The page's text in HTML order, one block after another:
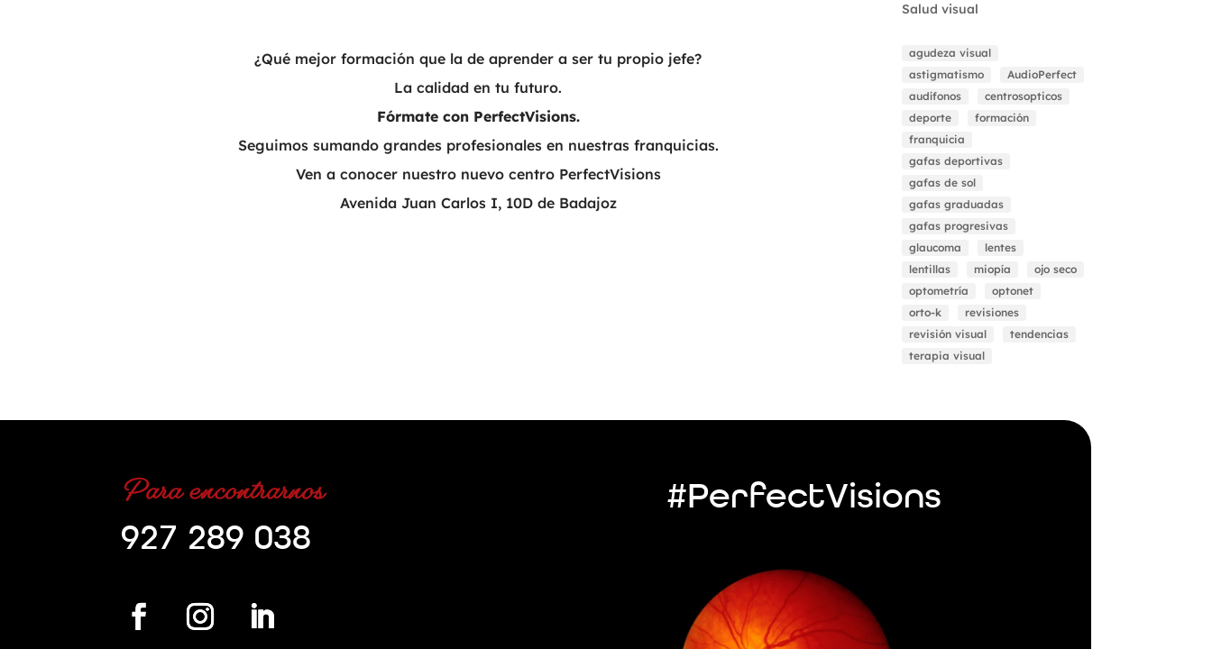
¿Qué mejor formación que la de aprender a ser tu propio jefe?
La calidad en tu futuro.
Fórmate con PerfectVisions.
Seguimos sumando grandes profesionales en nuestras franquicias.
Ven a conocer nuestro nuevo centro PerfectVisions
Avenida Juan Carlos I, 10D de Badajoz
Salud visual
agudeza visual
astigmatismo
AudioPerfect
audífonos
centrosopticos
deporte
formación
franquicia
gafas deportivas
gafas de sol
gafas graduadas
gafas progresivas
glaucoma
lentes
lentillas
miopía
ojo seco
optometría
optonet
orto-k
revisiones
revisión visual
tendencias
terapia visual
Para encontrarnos
927 289 038
#PerfectVisions